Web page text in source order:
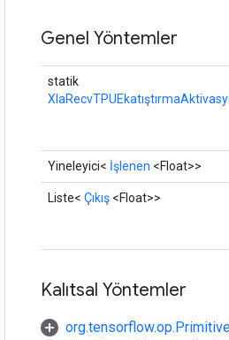
Genel Yöntemler
statik
Yineleyici< İşlenen <Float>>
Liste< Çıkış <Float>>
Kalıtsal Yöntemler